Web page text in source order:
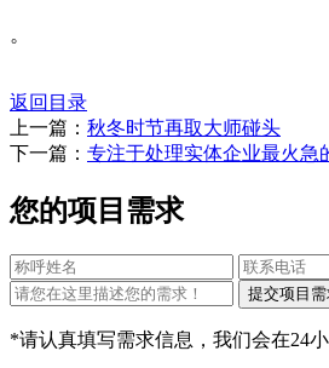
。
返回目录
上一篇： 秋冬时节再取大师碰头
下一篇： 专注于处理实体企业最火急
您的项目需求
*请认真填写需求信息，我们会在24